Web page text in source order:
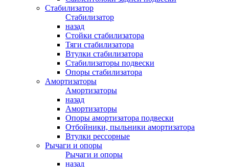
Стабилизатор
Стабилизатор
назад
Стойки стабилизатора
Тяги стабилизатора
Втулки стабилизатора
Стабилизаторы подвески
Опоры стабилизатора
Амортизаторы
Амортизаторы
назад
Амортизаторы
Опоры амортизатора подвески
Отбойники, пыльники амортизатора
Втулки рессорные
Рычаги и опоры
Рычаги и опоры
назад